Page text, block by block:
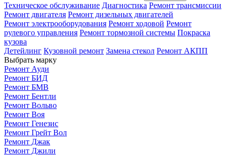
Техническое обслуживание Диагностика Ремонт трансмиссии
Ремонт двигателя Ремонт дизельных двигателей
Ремонт электрооборудования Ремонт ходовой Ремонт
рулевого управления Ремонт тормозной системы Покраска
кузова
Детейлинг Кузовной ремонт Замена стекол Ремонт АКПП
Выбрать марку
Ремонт Ауди
Ремонт БИД
Ремонт БМВ
Ремонт Бентли
Ремонт Вольво
Ремонт Воя
Ремонт Генезис
Ремонт Грейт Вол
Ремонт Джак
Ремонт Джили